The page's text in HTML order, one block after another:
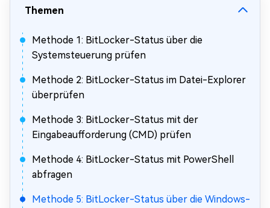
Themen
Methode 1: BitLocker-Status über die
Systemsteuerung prüfen
Methode 2: BitLocker-Status im Datei-Explorer
überprüfen
Methode 3: BitLocker-Status mit der
Eingabeaufforderung (CMD) prüfen
Methode 4: BitLocker-Status mit PowerShell
abfragen
Methode 5: BitLocker-Status über die Windows-